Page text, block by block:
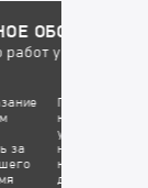
в
на